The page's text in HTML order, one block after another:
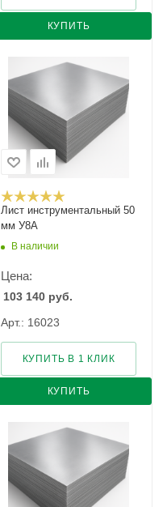
КУПИТЬ
Лист инструментальный 50
мм У8А
В наличии
Цена:
103 140 руб.
Арт.: 16023
КУПИТЬ
КУПИТЬ В 1 КЛИК